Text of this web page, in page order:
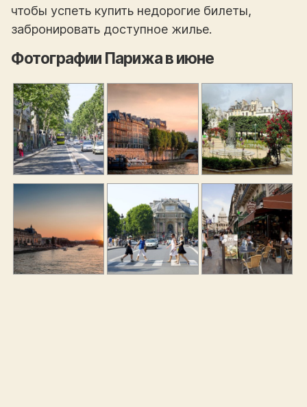
чтобы успеть купить недорогие билеты,
забронировать доступное жилье.
Фотографии Парижа в июне